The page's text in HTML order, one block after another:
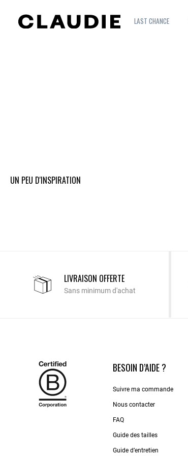
LAST CHANCE
UN PEU D'INSPIRATION
LIVRAISON OFFERTE
Sans minimum d'achat
BESOIN D’AIDE ?
Suivre ma commande
Nous contacter
FAQ
Guide des tailles
Guide d’entretien